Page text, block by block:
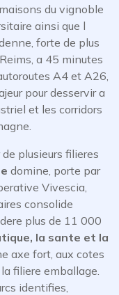
du vignoble
ainsi que l
forte de plus
a 45 minutes
A4 et A26,
pour desservir a
et les corridors
plusieurs filieres
domine, porte par
Vivescia,
consolide
plus de 11 000
la sante et la
axe fort, aux cotes
filiere emballage.
identifies,